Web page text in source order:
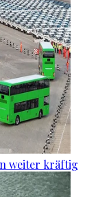
weiter kräftig